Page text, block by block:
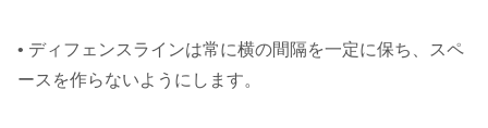
• ディフェンスラインは常に横の間隔を一定に保ち、スペ
ースを作らないようにします。